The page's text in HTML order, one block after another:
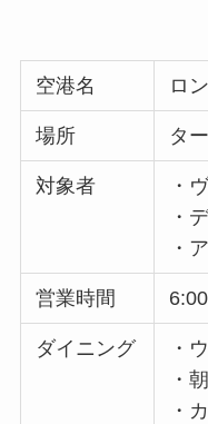
空港名 ロ
場所 タ
対象者
・
・
・
営業時間
ダイニング
・
・
・